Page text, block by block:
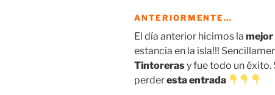
ANTERIORMENTE…
El día anterior hicimos la mejor
estancia en la isla!!!
Tintorerasy fue todo un éxito.
perderesta entrada